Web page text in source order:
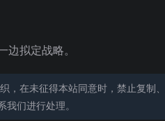
拟定战略。
，在未征得本站同意时，禁止复制
们进行处理。